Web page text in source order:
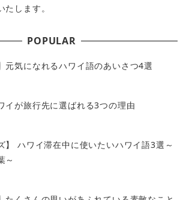
します。
POPULAR
元気になれるハワイ語のあいさつ4選
イが旅行先に選ばれる3つの理由
】 ハワイ滞在中に使いたいハワイ語3選～
～